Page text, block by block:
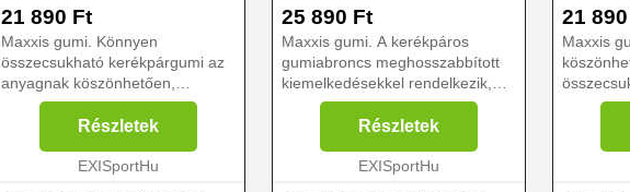
21 890 Ft
Maxxis gumi. Könnyen
összecsukható kerékpárgumi az
anyagnak köszönhetően,
amelyből készült. A
meghosszabbított kiemelkedések
még nagyobb tartást
biztosítanak. A gumiabroncs
Részletek
EXISportHu
25 890 Ft
Maxxis gumi. A kerékpáros
gumiabroncs meghosszabbított
kiemelkedésekkel rendelkezik,
hogy még nagyobb tartást
biztosítson. A középső része
ferde elülső élekkel rendelkezik a
még nagyobb sebesség érdek...
Részletek
EXISportHu
21 890
Maxxis
nagyobb
elülső